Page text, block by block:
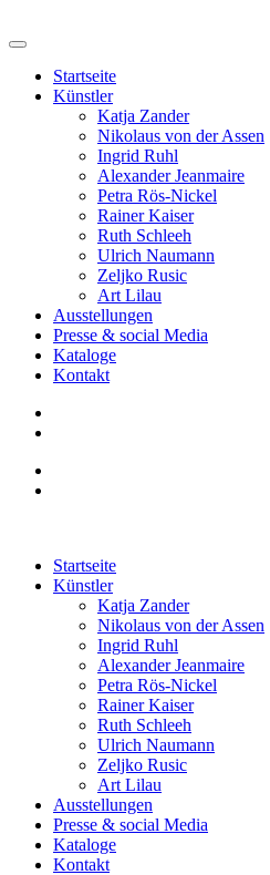
Startseite
Künstler
Katja Zander
Nikolaus von der Assen
Ingrid Ruhl
Alexander Jeanmaire
Petra Rös-Nickel
Rainer Kaiser
Ruth Schleeh
Ulrich Naumann
Zeljko Rusic
Art Lilau
Ausstellungen
Presse & social Media
Kataloge
Kontakt
Startseite
Künstler
Katja Zander
Nikolaus von der Assen
Ingrid Ruhl
Alexander Jeanmaire
Petra Rös-Nickel
Rainer Kaiser
Ruth Schleeh
Ulrich Naumann
Zeljko Rusic
Art Lilau
Ausstellungen
Presse & social Media
Kataloge
Kontakt